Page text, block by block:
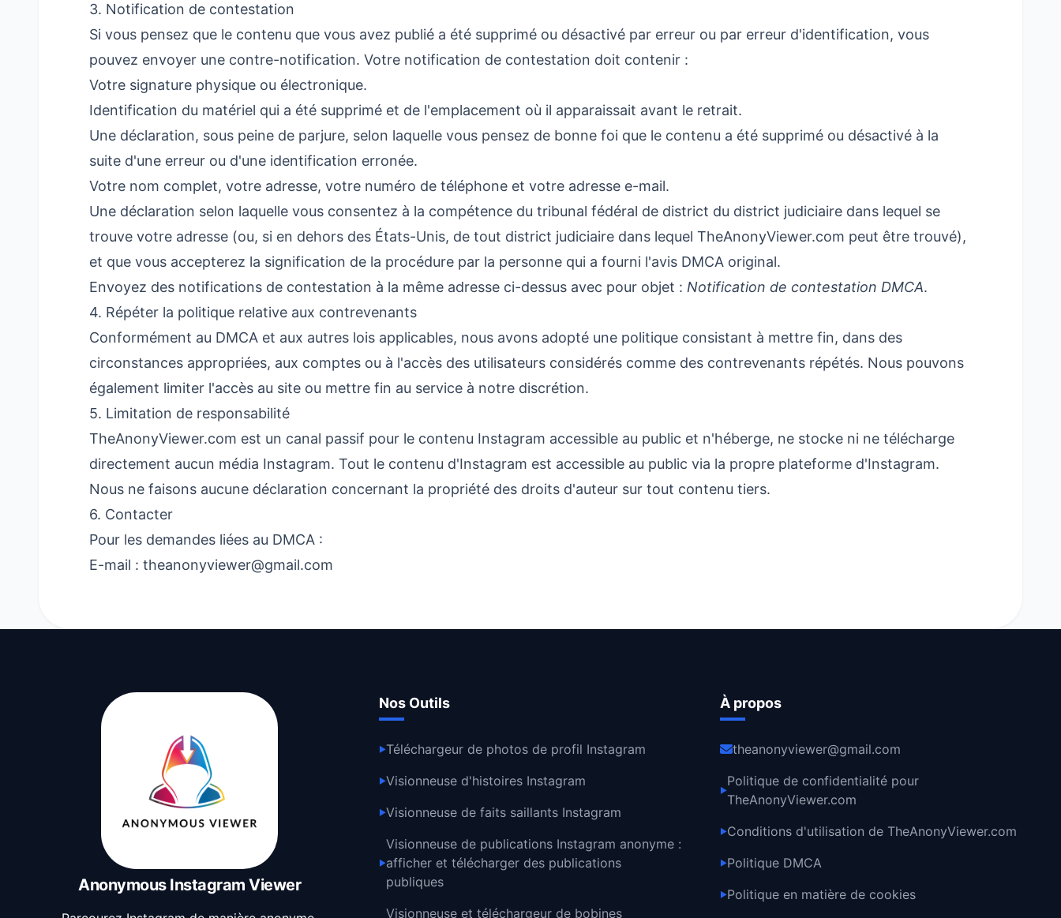
3. Notification de contestation
Si vous pensez que le contenu que vous avez publié a été supprimé ou désactivé par erreur ou par erreur d'identification, vous
pouvez envoyer une contre-notification. Votre notification de contestation doit contenir :
Votre signature physique ou électronique.
Identification du matériel qui a été supprimé et de l'emplacement où il apparaissait avant le retrait.
Une déclaration, sous peine de parjure, selon laquelle vous pensez de bonne foi que le contenu a été supprimé ou désactivé à la
suite d'une erreur ou d'une identification erronée.
Votre nom complet, votre adresse, votre numéro de téléphone et votre adresse e-mail.
Une déclaration selon laquelle vous consentez à la compétence du tribunal fédéral de district du district judiciaire dans lequel se
trouve votre adresse (ou, si en dehors des États-Unis, de tout district judiciaire dans lequel TheAnonyViewer.com peut être trouvé),
et que vous accepterez la signification de la procédure par la personne qui a fourni l'avis DMCA original.
Envoyez des notifications de contestation à la même adresse ci-dessus avec pour objet : Notification de contestation DMCA.
4. Répéter la politique relative aux contrevenants
Conformément au DMCA et aux autres lois applicables, nous avons adopté une politique consistant à mettre fin, dans des
circonstances appropriées, aux comptes ou à l'accès des utilisateurs considérés comme des contrevenants répétés. Nous pouvons
également limiter l'accès au site ou mettre fin au service à notre discrétion.
5. Limitation de responsabilité
TheAnonyViewer.com est un canal passif pour le contenu Instagram accessible au public et n'héberge, ne stocke ni ne télécharge
directement aucun média Instagram. Tout le contenu d'Instagram est accessible au public via la propre plateforme d'Instagram.
Nous ne faisons aucune déclaration concernant la propriété des droits d'auteur sur tout contenu tiers.
6. Contacter
Pour les demandes liées au DMCA :
E-mail : theanonyviewer@gmail.com
Anonymous Instagram Viewer
Nos Outils
▶Téléchargeur de photos de profil Instagram
▶Visionneuse d'histoires Instagram
▶Visionneuse de faits saillants Instagram
▶
Visionneuse de publications Instagram anonyme :
afficher et télécharger des publications
publiques
Visionneuse et téléchargeur de bobines
À propos
theanonyviewer@gmail.com
▶
Politique de confidentialité pour
TheAnonyViewer.com
▶Conditions d'utilisation de TheAnonyViewer.com
▶Politique DMCA
▶Politique en matière de cookies